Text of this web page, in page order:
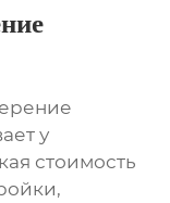
у
стоимость